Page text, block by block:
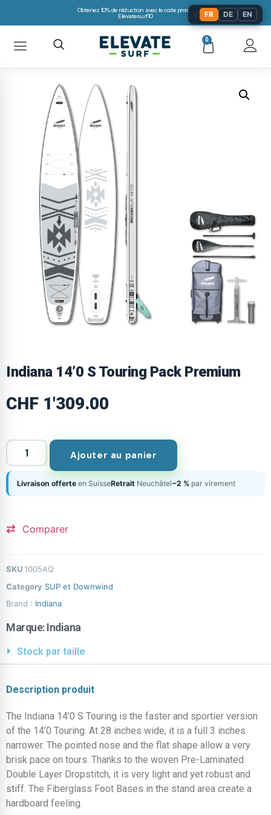
Obtenez 10% de réduction avec le code promo:
Elevatesurf10
0
Indiana 14’0 S Touring Pack Premium
CHF 1'309.00
Ajouter au panier
Livraison offerte en SuisseRetrait Neuchâtel−2 % par virement
Comparer
SKU 1005AQ
Category SUP et Downwind
Brand : Indiana
Marque:Indiana
Stock par taille
Description produit
The Indiana 14’0 S Touring is the faster and sportier version
of the 14’0 Touring. At 28 inches wide, it is a full 3 inches
narrower. The pointed nose and the flat shape allow a very
brisk pace on tours. Thanks to the woven Pre-Laminated
Double Layer Dropstitch, it is very light and yet robust and
stiff. The Fiberglass Foot Bases in the stand area create a
hardboard feeling.
FR DE EN